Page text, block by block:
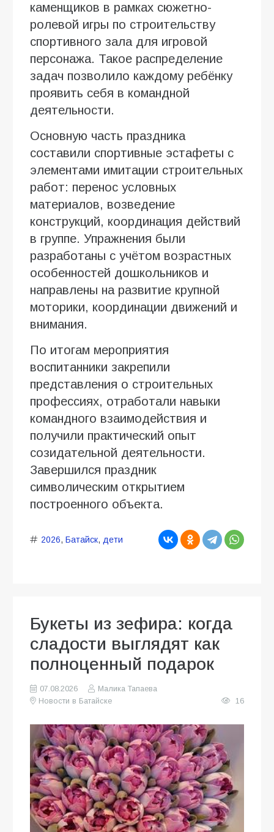
каменщиков в рамках сюжетно-
ролевой игры по строительству
спортивного зала для игровой
персонажа. Такое распределение
задач позволило каждому ребёнку
проявить себя в командной
деятельности.
Основную часть праздника
составили спортивные эстафеты с
элементами имитации строительных
работ: перенос условных
материалов, возведение
конструкций, координация действий
в группе. Упражнения были
разработаны с учётом возрастных
особенностей дошкольников и
направлены на развитие крупной
моторики, координации движений и
внимания.
По итогам мероприятия
воспитанники закрепили
представления о строительных
профессиях, отработали навыки
командного взаимодействия и
получили практический опыт
созидательной деятельности.
Завершился праздник
символическим открытием
построенного объекта.
2026, Батайск, дети
Букеты из зефира: когда
сладости выглядят как
полноценный подарок
07.08.2026
Малика Тапаева
Новости в Батайске
16